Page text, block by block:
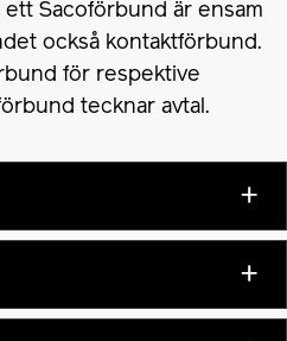
Sacoförbund är ensam
också kontaktförbund.
för respektive
tecknar avtal.